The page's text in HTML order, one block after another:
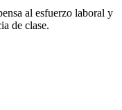
al esfuerzo laboral y
de clase.